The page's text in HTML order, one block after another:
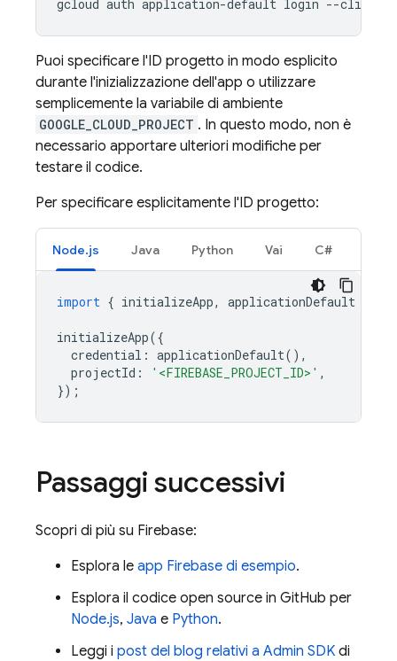
Puoi specificare l'ID progetto in modo esplicito
durante l'inizializzazione dell'app o utilizzare
semplicemente la variabile di ambiente
GOOGLE_CLOUD_PROJECT . In questo modo, non è
necessario apportare ulteriori modifiche per
testare il codice.
Per specificare esplicitamente l'ID progetto:
Node.js Java Python Vai C#
import { initializeApp, applicationDefault
initializeApp({
credential : applicationDefault(),
projectId : '<FIREBASE_PROJECT_ID>' ,
});
Passaggi successivi
Scopri di più su Firebase:
Esplora le app Firebase di esempio.
Esplora il codice open source in GitHub per
Node.js, Java e Python.
Leggi i post del blog relativi a Admin SDK di